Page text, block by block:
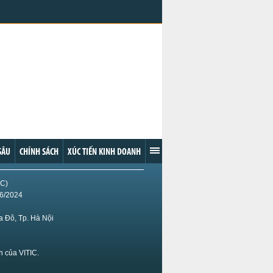
CHÍNH SÁCH XÚC TIẾN KINH DOANH
2024
Đô, Tp. Hà Nội
của VITIC.